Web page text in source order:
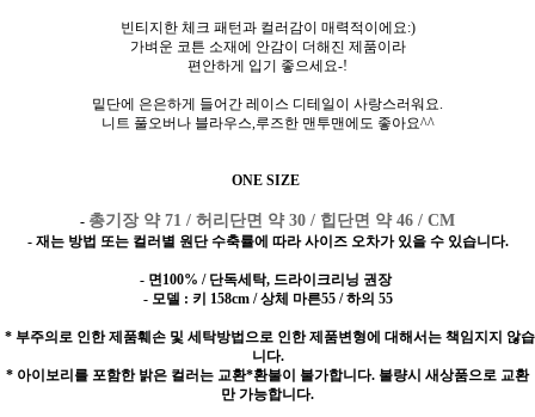
빈티지한 체크 패턴과 컬러감이 매력적이에요:)
가벼운 코튼 소재에 안감이 더해진 제품이라
편안하게 입기 좋으세요-!
밑단에 은은하게 들어간 레이스 디테일이 사랑스러워요.
니트 풀오버나 블라우스,루즈한 맨투맨에도 좋아요^^
ONE SIZE
- 총기장 약 71 / 허리단면 약 30 / 힙단면 약 46 / CM
- 재는 방법 또는 컬러별 원단 수축률에 따라 사이즈 오차가 있을 수 있습니다.
- 면100% / 단독세탁, 드라이크리닝 권장
- 모델 : 키 158cm / 상체 마른55 / 하의 55
* 부주의로 인한 제품훼손 및 세탁방법으로 인한 제품변형에 대해서는 책임지지 않습
니다.
* 아이보리를 포함한 밝은 컬러는 교환*환불이 불가합니다. 불량시 새상품으로 교환
만 가능합니다.